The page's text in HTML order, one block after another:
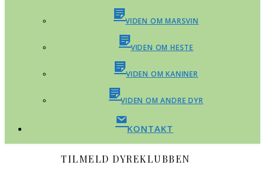
VIDEN OM MARSVIN
VIDEN OM HESTE
VIDEN OM KANINER
VIDEN OM ANDRE DYR
KONTAKT
TILMELD DYREKLUBBEN